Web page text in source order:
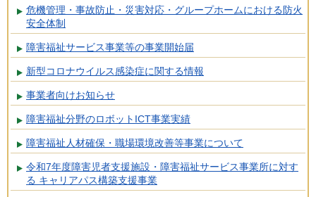
危機管理・事故防止・災害対応・グループホームにおける防火
安全体制
障害福祉サービス事業等の事業開始届
新型コロナウイルス感染症に関する情報
事業者向けお知らせ
障害福祉分野のロボットICT事業実績
障害福祉人材確保・職場環境改善等事業について
令和7年度障害児者支援施設・障害福祉サービス事業所に対す
る キャリアパス構築支援事業